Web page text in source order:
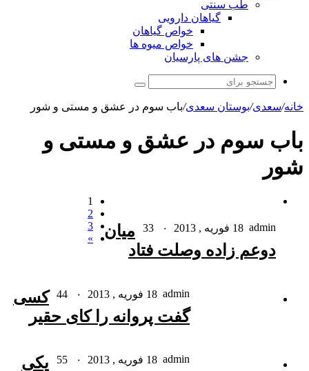
طب سنتی
گیاهان دارویی
خواص گیاهان
خواص میوه ها
جشن های پارسیان
جستجو
خانه/سعدی/بوستان سعدی/باب سوم در عشق و مستی و شور
باب سوم در عشق و مستی و
شور
admin 18 فوریه , 2013 ۰
میان
دوعم زاده وصلت فتاد
admin 18 فوریه , 2013 ۰
کسی
گفت پروانه را کای حقیر
admin 18 فوریه , 2013 ۰ یکی
1
2
3
»